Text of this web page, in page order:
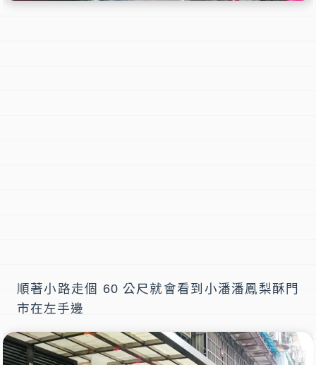
順著小路走個 60 公尺就會看到小潘潘鳳梨酥門
市在左手邊